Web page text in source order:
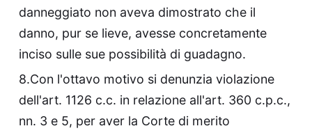
danneggiato non aveva dimostrato che il
danno, pur se lieve, avesse concretamente
inciso sulle sue possibilità di guadagno.
8.Con l'ottavo motivo si denunzia violazione
dell'art. 1126 c.c. in relazione all'art. 360 c.p.c.,
nn. 3 e 5, per aver la Corte di merito